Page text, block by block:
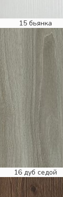
15 бьянка
16 дуб седой